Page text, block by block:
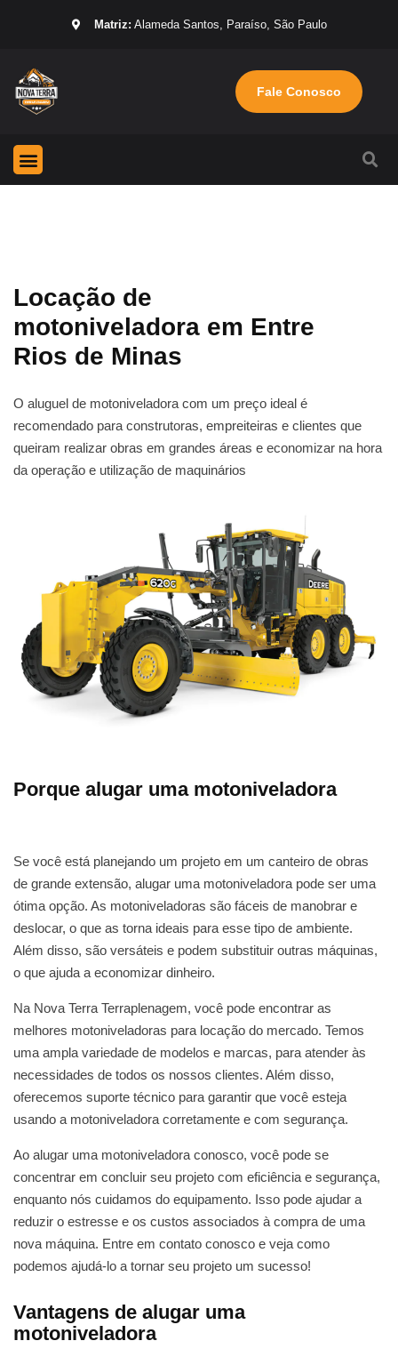
Matriz: Alameda Santos, Paraíso, São Paulo
Fale Conosco
Locação de
motoniveladora em Entre
Rios de Minas
O aluguel de motoniveladora com um preço ideal é
recomendado para construtoras, empreiteiras e clientes que
queiram realizar obras em grandes áreas e economizar na hora
da operação e utilização de maquinários
Porque alugar uma motoniveladora
Se você está planejando um projeto em um canteiro de obras
de grande extensão, alugar uma motoniveladora pode ser uma
ótima opção. As motoniveladoras são fáceis de manobrar e
deslocar, o que as torna ideais para esse tipo de ambiente.
Além disso, são versáteis e podem substituir outras máquinas,
o que ajuda a economizar dinheiro.
Na Nova Terra Terraplenagem, você pode encontrar as
melhores motoniveladoras para locação do mercado. Temos
uma ampla variedade de modelos e marcas, para atender às
necessidades de todos os nossos clientes. Além disso,
oferecemos suporte técnico para garantir que você esteja
usando a motoniveladora corretamente e com segurança.
Ao alugar uma motoniveladora conosco, você pode se
concentrar em concluir seu projeto com eficiência e segurança,
enquanto nós cuidamos do equipamento. Isso pode ajudar a
reduzir o estresse e os custos associados à compra de uma
nova máquina. Entre em contato conosco e veja como
podemos ajudá-lo a tornar seu projeto um sucesso!
Vantagens de alugar uma
motoniveladora